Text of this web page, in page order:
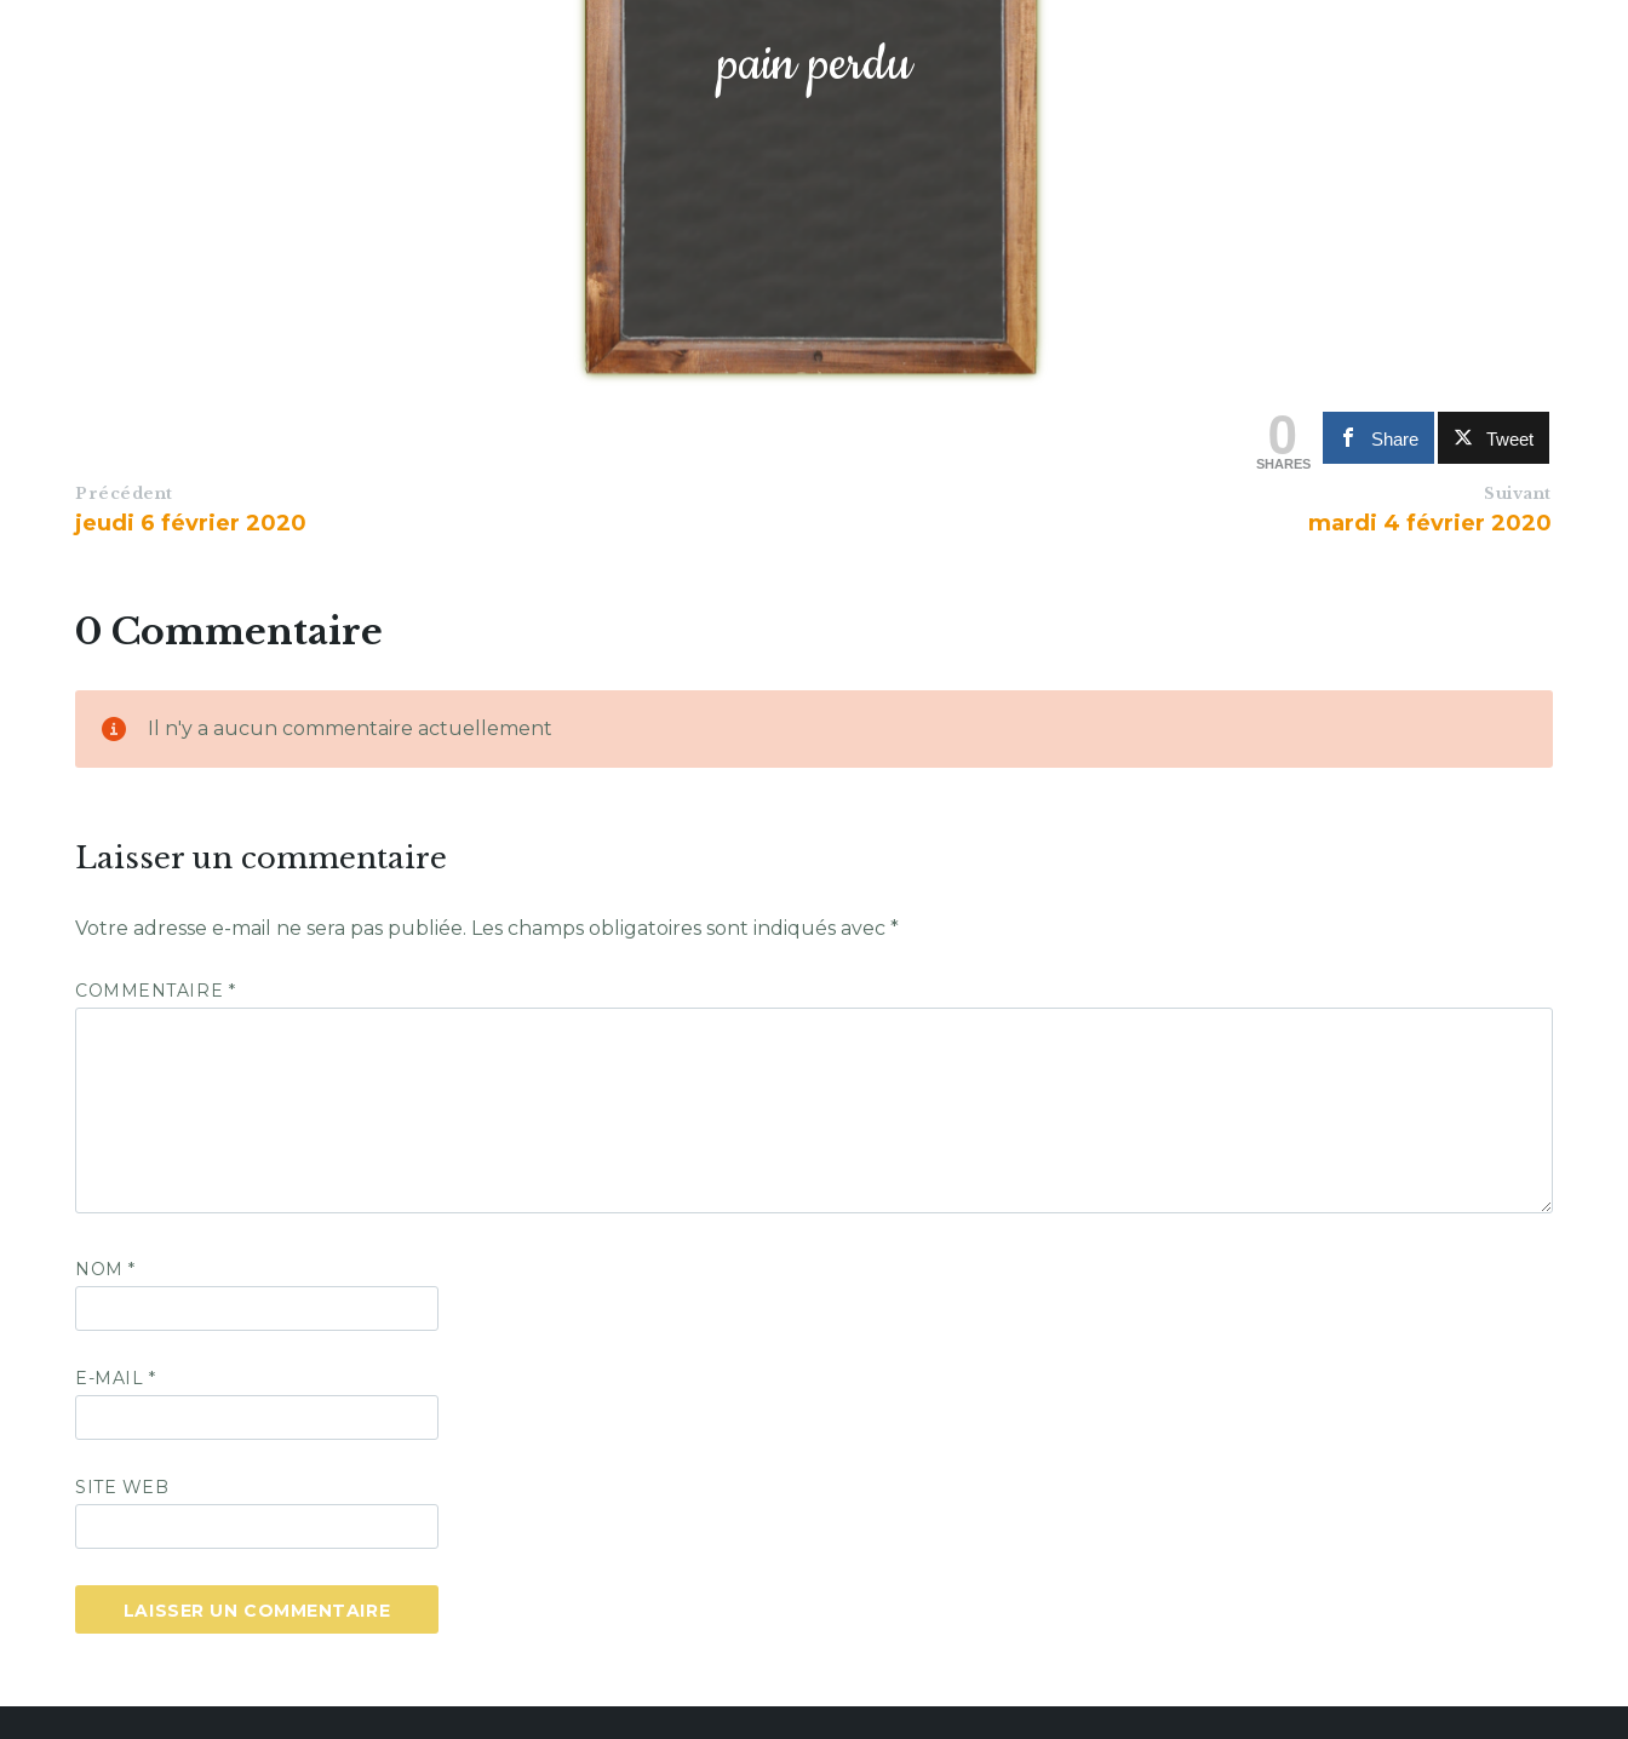
pain perdu
0
SHARES
Share Tweet
Précédent
jeudi 6 février 2020
Suivant
mardi 4 février 2020
0 Commentaire
Il n'y a aucun commentaire actuellement
Laisser un commentaire
Votre adresse e-mail ne sera pas publiée. Les champs obligatoires sont indiqués avec *
COMMENTAIRE *
NOM*
E-MAIL *
SITE WEB